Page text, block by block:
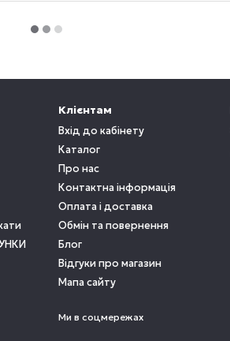
Клієнтам
Вхід до кабінету
Каталог
Про нас
Контактна інформація
Оплата і доставка
Обмін та повернення
Блог
Відгуки про магазин
Мапа сайту
Ми в соцмережах